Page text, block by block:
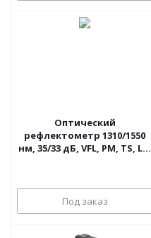
Оптический
рефлектометр 1310/1550
нм, 35/33 дБ, VFL, PM, TS, LS,
Под заказ